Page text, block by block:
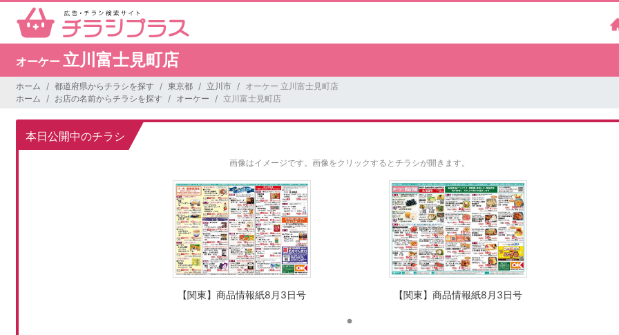
オーケー 立川富士見町店
ホーム 都道府県からチラシを探す 東京都 立川市
オーケー 立川富士見町店
ホーム
お店の名前からチラシを探す オーケー 立川富士見町店
本日公開中のチラシ
画像はイメージです。 画像をクリックするとチラシが開きます。
【関東】商品情報紙8月3日号 【関東】商品情報紙8月3日号